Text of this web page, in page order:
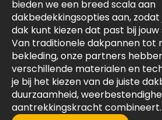
bieden we een breed scala aan
dakbedekkingsopties aan,
dak kunt kiezen dat past bij
Van traditionele dakpannen tot
bekleding, onze partners
verschillende materialen en
je bij het kiezen van de juiste
duurzaamheid,
aantrekkingskracht combineert.